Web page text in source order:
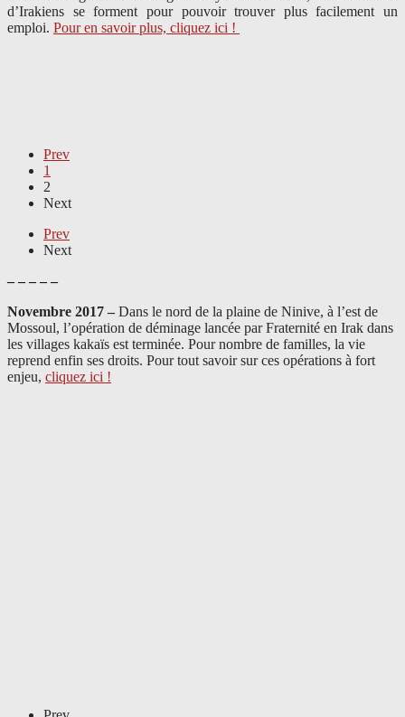
d’Irakiens se forment pour pouvoir trouver plus facilement un
emploi. Pour en savoir plus, cliquez ici !
Prev
1
2
Next
Prev
Next
– – – – –
Novembre 2017 – Dans le nord de la plaine de Ninive, à l’est de
Mossoul, l’opération de déminage lancée par Fraternité en Irak dans
les villages kakaïs est terminée. Pour nombre de familles, la vie
reprend enfin ses droits. Pour tout savoir sur ces opérations à fort
enjeu, cliquez ici !